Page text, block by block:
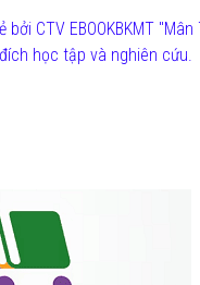
CTV EBOOKBKMT
học tập và nghiên cứu.